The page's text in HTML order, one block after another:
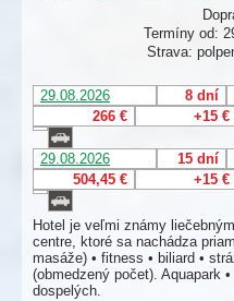
Termíny od:
Strava:
29.08.2026 8 dní
266 €
+15 €
29.08.2026 15 dní
504,45 €
+15 €
Hotel je veľmi známy
centre, ktoré sa nachádza
masáže) • fitness • biliard •
(obmedzený počet). Aquapark
dospelých.